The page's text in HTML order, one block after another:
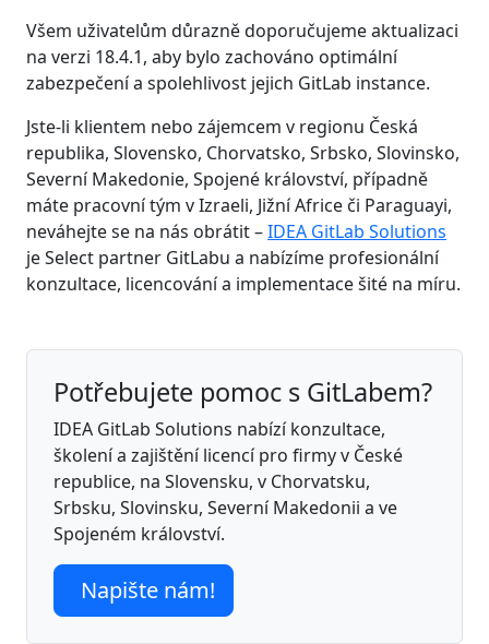
Všem uživatelům důrazně doporučujeme aktualizaci
na verzi 18.4.1, aby bylo zachováno optimální
zabezpečení a spolehlivost jejich GitLab instance.
Jste-li klientem nebo zájemcem v regionu Česká
republika, Slovensko, Chorvatsko, Srbsko, Slovinsko,
Severní Makedonie, Spojené království, případně
máte pracovní tým v Izraeli, Jižní Africe či Paraguayi,
neváhejte se na nás obrátit –IDEA GitLab Solutions
je Select partner GitLabu a nabízíme profesionální
konzultace, licencování a implementace šité na míru.
Potřebujete pomoc s GitLabem?
IDEA GitLab Solutions nabízí konzultace,
školení a zajištění licencí pro firmy v České
republice, na Slovensku, v Chorvatsku,
Srbsku, Slovinsku, Severní Makedonii a ve
Spojeném království.
Napište nám!